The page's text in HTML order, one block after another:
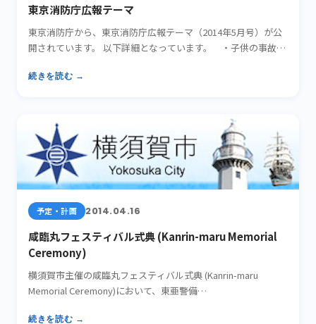
東京消防庁広報テーマ
東京消防庁から、東京消防庁広報テーマ（2014年5月号）が公
開されています。 以下詳細となっています。 ・子供の事故を
続きを読む →
予定・計画 2014.04.16
咸臨丸フェスティバル式典 (Kanrin-maru Memorial
Ceremony)
横須賀市主催の咸臨丸フェスティバル式典 (Kanrin-maru
Memorial Ceremony)において、東亜警備…
続きを読む →